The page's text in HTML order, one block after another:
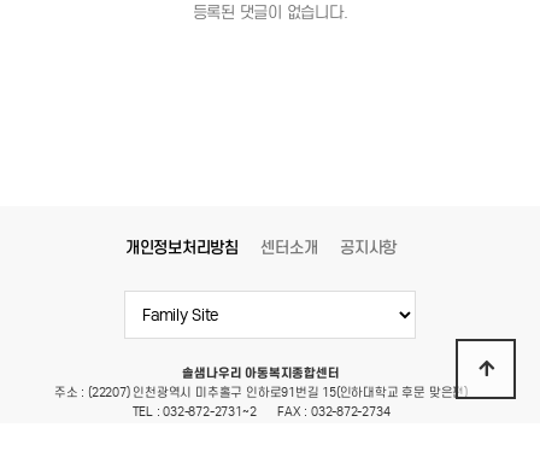
등록된 댓글이 없습니다.
개인정보처리방침 센터소개 공지사항
솔샘나우리 아동복지종합센터
주소 : (22207) 인천광역시 미추홀구 인하로91번길 15(인하대학교 후문 맞은편)
TEL : 032-872-2731~2
FAX : 032-872-2734